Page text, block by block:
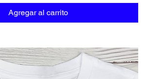
Agregar al carrito